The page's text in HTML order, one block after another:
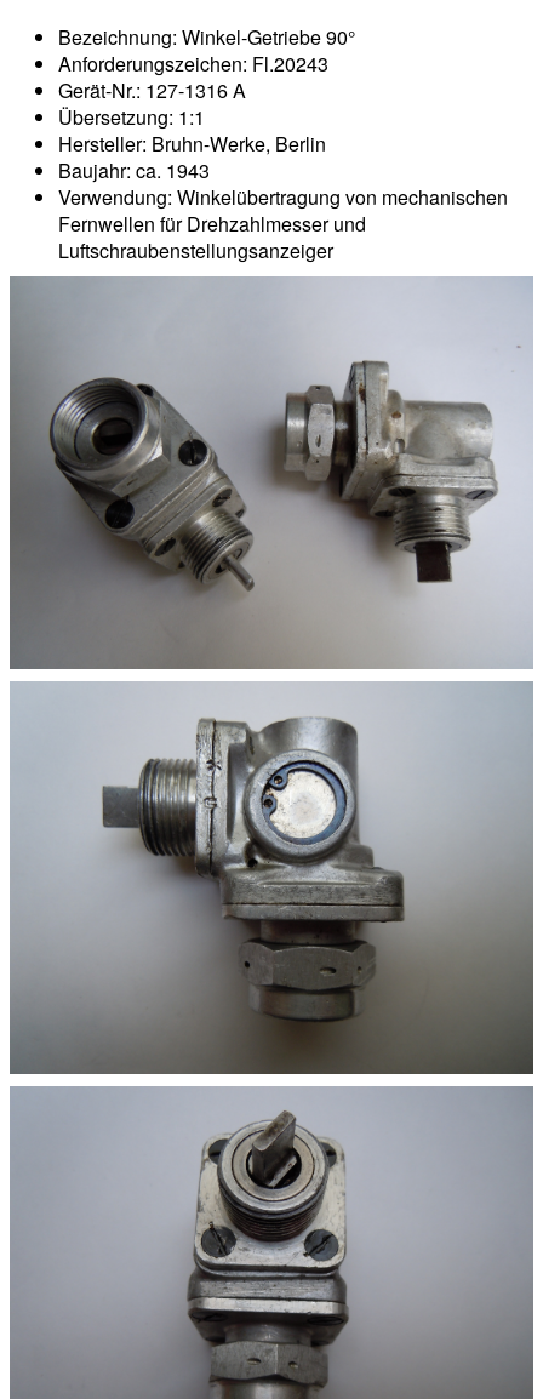
Bezeichnung: Winkel-Getriebe 90°
Anforderungszeichen: Fl.20243
Gerät-Nr.: 127-1316 A
Übersetzung: 1:1
Hersteller: Bruhn-Werke, Berlin
Baujahr: ca. 1943
Verwendung: Winkelübertragung von mechanischen
Fernwellen für Drehzahlmesser und
Luftschraubenstellungsanzeiger